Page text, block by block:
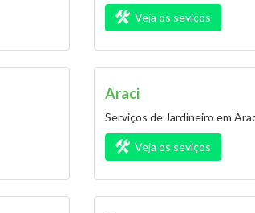
Veja os seviços
Araci
Serviços de Jardineiro em
Veja os seviços